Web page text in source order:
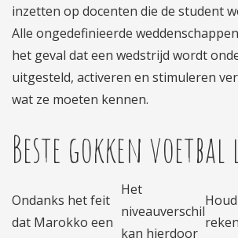
inzetten op docenten die de student
Alle ongedefinieerde
het geval dat een wedstrijd wordt
uitgesteld, activeren en stimuleren
wat ze moeten kennen.
Beste gokken voetbal
Ondanks het feit
dat Marokko een
Het
niveauverschil
kan hierdoor